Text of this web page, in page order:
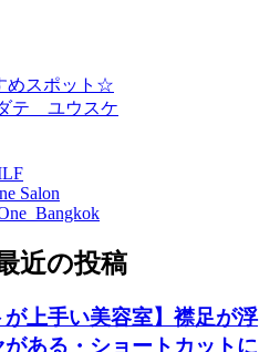
めスポット☆
テ ユウスケ
Salon
近の投稿
が上手い美容室】襟足が浮
がある・ショートカットに